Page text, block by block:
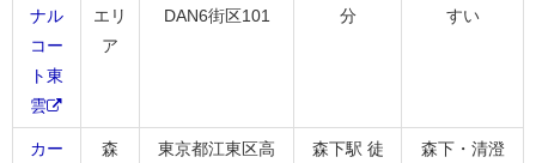
ナル
コー
ト東
雲
エリ
ア
DAN6街区101
分
すい
カー
森
東京都江東区高
森下駅 徒
森下・清澄